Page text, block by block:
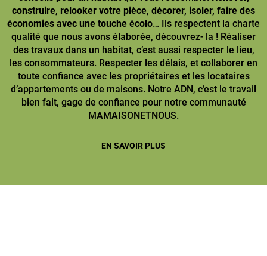
construire, relooker votre pièce, décorer, isoler, faire des
économies avec une touche écolo… Ils respectent la charte
qualité que nous avons élaborée, découvrez- la ! Réaliser
des travaux dans un habitat, c’est aussi respecter le lieu,
les consommateurs. Respecter les délais, et collaborer en
toute confiance avec les propriétaires et les locataires
d’appartements ou de maisons. Notre ADN, c’est le travail
bien fait, gage de confiance pour notre communauté
MAMAISONETNOUS.
EN SAVOIR PLUS